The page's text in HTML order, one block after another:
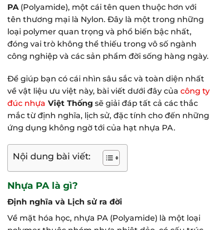
PA(Polyamide), một cái tên quen thuộc hơn với
tên thương mại là Nylon. Đây là một trong những
loại polymer quan trọng và phổ biến bậc nhất,
đóng vai trò không thể thiếu trong vô số ngành
công nghiệp và các sản phẩm đời sống hàng ngày.
Để giúp bạn có cái nhìn sâu sắc và toàn diện nhất
về vật liệu ưu việt này, bài viết dưới đây của công ty
đúc nhựa Việt Thống sẽ giải đáp tất cả các thắc
mắc từ định nghĩa, lịch sử, đặc tính cho đến những
ứng dụng không ngờ tới của hạt nhựa PA.
Nội dung bài viết:
Nhựa PA là gì?
Định nghĩa và Lịch sử ra đời
Về mặt hóa học, nhựa PA (Polyamide) là một loại